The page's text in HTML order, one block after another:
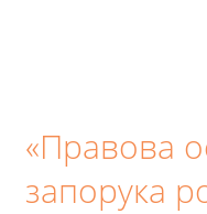
«Правова
запорука